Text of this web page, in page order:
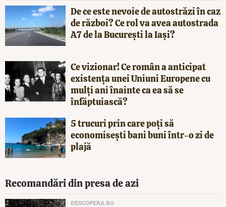
De ce este nevoie de autostrăzi în caz
de război? Ce rol va avea autostrada
A7 de la București la Iași?
Ce vizionar! Ce român a anticipat
existența unei Uniuni Europene cu
mulți ani înainte ca ea să se
înfăptuiască?
5 trucuri prin care poți să
economisești bani buni într-o zi de
plajă
Recomandări din presa de azi
DESCOPERA.RO